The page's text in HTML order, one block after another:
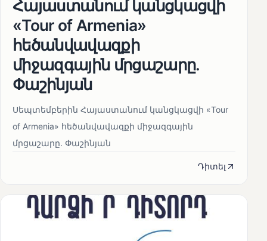
Հայաստանում կանցկացվի
«Tour of Armenia»
հեծանվավազքի
միջազգային մրցաշարը.
Փաշինյան
Սեպտեմբերին Հայաստանում կանցկացվի «Tour
of Armenia» հեծանվավազքի միջազգային
մրցաշարը. Փաշինյան
Դիտել